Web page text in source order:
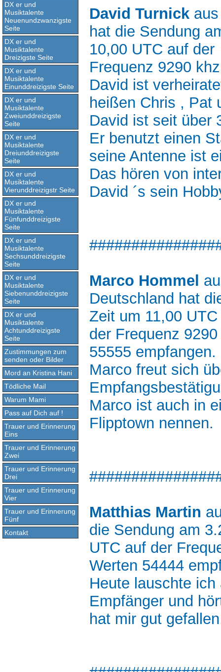
DX er und
Musiktalente
Neuenundzwanzigste
Seite
DX er und
Musiktalente
Dreizigste Seite
DX er und
Musiktalente
Einunddreizigste Seite
DX er und
Musiktalente
Zweiunddreizigste
Seite
DX er und
Musiktalente
Dreiunddreizigste
Seite
DX er und
Musiktalente
Vierunddreizigstr Seite
DX er und
Musiktalente
Fünfunddreizigste
Seite
DX er und
Musiktalente
Sechsunddreizigste
Seite
DX er und
Musiktalente
Siebenunddreizigste
Seite
DX er und
Musiktalente
Achtunddreizigste
Seite
Zustimmungen zum
senden oder Bilder
Mord an Kristina Hani
Tödliche Mail
Warum Mami
Pass auf Dich auf !
Trauer und Erinnerung
Eins
Trauer und Erinnerung
Zwei
Trauer und Erinnerung
Drei
Trauer und Erinnerung
Vier
Trauer und Erinnerung
Fünf
Kontakt
David Turnick
hat die Sendung
10,00 UTC auf der
Frequenz 9290
David ist
heißen Chris , Pat
David ist seit über
Er benutzt einen
seine Antenne ist
Das hören von
David ´s sein
Marco Hommel
Deutschland hat
Zeit um 11,00
der Frequenz
55555 empfangen.
Marco freut sich
Marco ist auch in
Flipptown nennen.
Matthias Martin
die Sendung am
UTC auf der
Werten 54444
Heute lauschte
Empfänger und
hat mir gut